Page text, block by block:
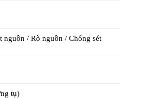
nguồn / Rò nguồn / Chống sét
tụ)